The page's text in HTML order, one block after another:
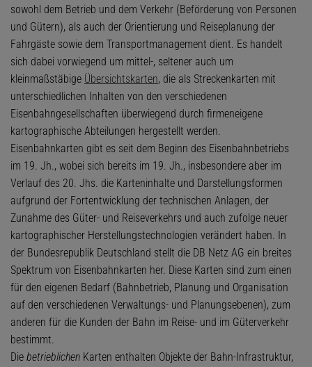
sowohl dem Betrieb und dem Verkehr (Beförderung von Personen
und Gütern), als auch der Orientierung und Reiseplanung der
Fahrgäste sowie dem Transportmanagement dient. Es handelt
sich dabei vorwiegend um mittel-, seltener auch um
kleinmaßstäbige Übersichtskarten, die als Streckenkarten mit
unterschiedlichen Inhalten von den verschiedenen
Eisenbahngesellschaften überwiegend durch firmeneigene
kartographische Abteilungen hergestellt werden.
Eisenbahnkarten gibt es seit dem Beginn des Eisenbahnbetriebs
im 19. Jh., wobei sich bereits im 19. Jh., insbesondere aber im
Verlauf des 20. Jhs. die Karteninhalte und Darstellungsformen
aufgrund der Fortentwicklung der technischen Anlagen, der
Zunahme des Güter- und Reiseverkehrs und auch zufolge neuer
kartographischer Herstellungstechnologien verändert haben. In
der Bundesrepublik Deutschland stellt die DB Netz AG ein breites
Spektrum von Eisenbahnkarten her. Diese Karten sind zum einen
für den eigenen Bedarf (Bahnbetrieb, Planung und Organisation
auf den verschiedenen Verwaltungs- und Planungsebenen), zum
anderen für die Kunden der Bahn im Reise- und im Güterverkehr
bestimmt.
Die betrieblichen Karten enthalten Objekte der Bahn-Infrastruktur,